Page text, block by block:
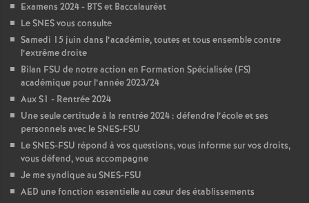
s
Examens 2024 - BTS et Baccalauréat
Le SNES vous consulte
Samedi 15 juin dans l’académie, toutes et tous ensemble contre
l’extrême droite
Bilan FSU de notre action en Formation Spécialisée (FS)
académique pour l’année 2023/24
Aux S1 - Rentrée 2024
Une seule certitude à la rentrée 2024 : défendre l’école et ses
personnels avec le SNES-FSU
Le SNES-FSU répond à vos questions, vous informe sur vos droits,
vous défend, vous accompagne
Je me syndique au SNES-FSU
AED une fonction essentielle au cœur des établissements